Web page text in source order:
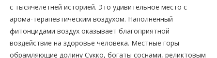
с тысячелетней историей. Это удивительное место с
арома-терапевтическим воздухом. Наполненный
фитонцидами воздух оказывает благоприятной
воздействие на здоровье человека. Местные горы
обрамляющие долину Сукко, богаты соснами, реликтовым